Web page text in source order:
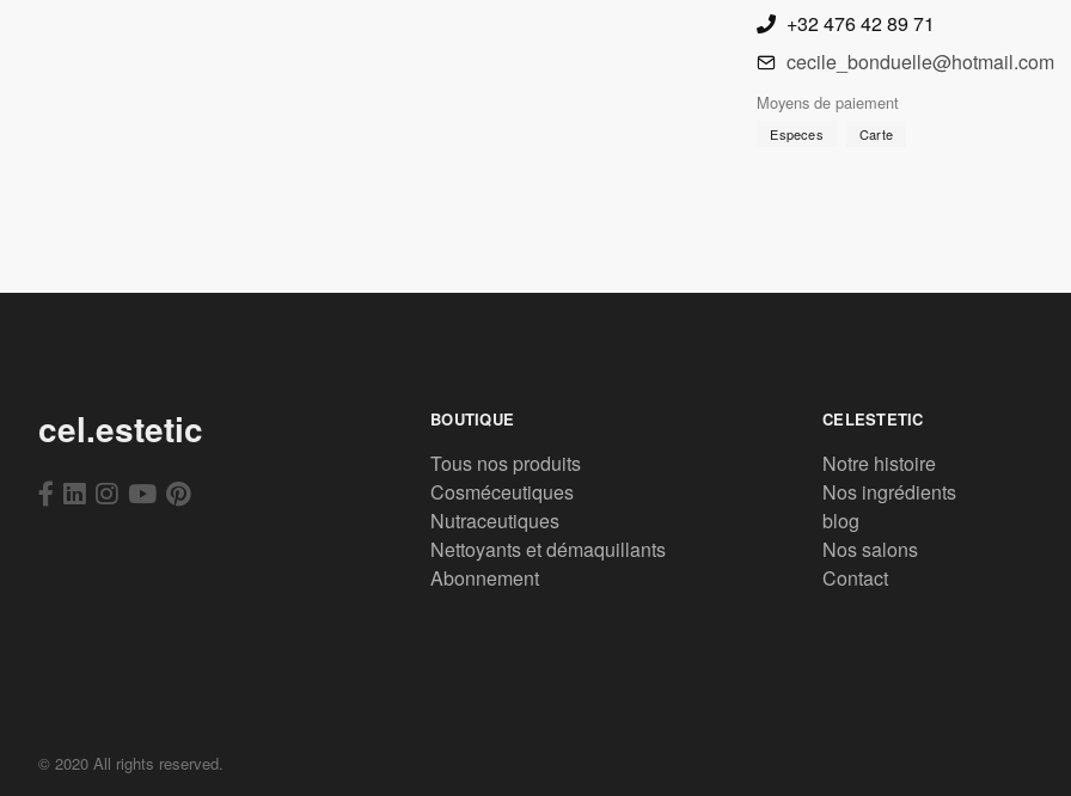
+32 476 42 89 71
cecile_bonduelle@hotmail.com
Moyens de paiement
Especes Carte
cel.estetic BOUTIQUE
Tous nos produits
Cosméceutiques
Nutraceutiques
Nettoyants et démaquillants
Abonnement
CELESTETIC
Notre histoire
Nos ingrédients
blog
Nos salons
Contact
© 2020 All rights reserved.